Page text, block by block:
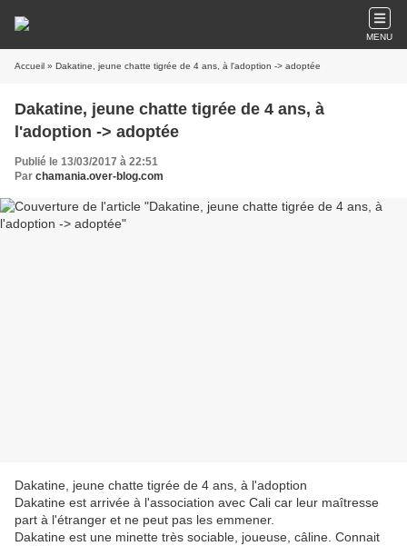
MENU
Accueil » Dakatine, jeune chatte tigrée de 4 ans, à l'adoption -> adoptée
Dakatine, jeune chatte tigrée de 4 ans, à
l'adoption -> adoptée
Publié le 13/03/2017 à 22:51
Par chamania.over-blog.com
Dakatine, jeune chatte tigrée de 4 ans, à l'adoption
Dakatine est arrivée à l'association avec Cali car leur maîtresse
part à l'étranger et ne peut pas les emmener.
Dakatine est une minette très sociable, joueuse, câline. Connait